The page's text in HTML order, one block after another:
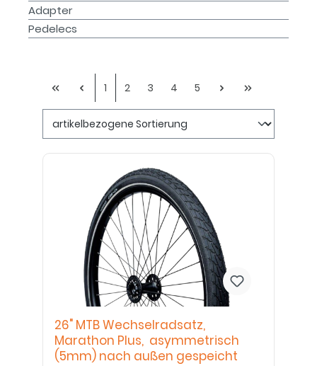
Adapter
Pedelecs
1 2 3 4 5
26" MTB Wechselradsatz,
Marathon Plus, asymmetrisch
(5mm) nach außen gespeicht